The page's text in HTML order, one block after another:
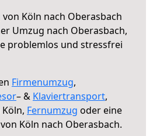
von Köln nach Oberasbach
Umzug nach Oberasbach,
problemlos und stressfrei
Firmenumzug,
– & Klaviertransport,
Köln, Fernumzug oder eine
von Köln nach Oberasbach.